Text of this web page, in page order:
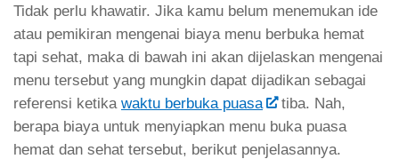
Tidak perlu khawatir. Jika kamu belum menemukan ide
atau pemikiran mengenai biaya menu berbuka hemat
tapi sehat, maka di bawah ini akan dijelaskan mengenai
menu tersebut yang mungkin dapat dijadikan sebagai
referensi ketika waktu berbuka puasa
tiba. Nah,
berapa biaya untuk menyiapkan menu buka puasa
hemat dan sehat tersebut, berikut penjelasannya.